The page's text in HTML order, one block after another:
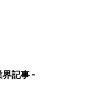
界記事 -